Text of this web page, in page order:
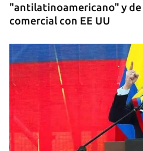
"antilatinoamericano" y
comercial con EE UU